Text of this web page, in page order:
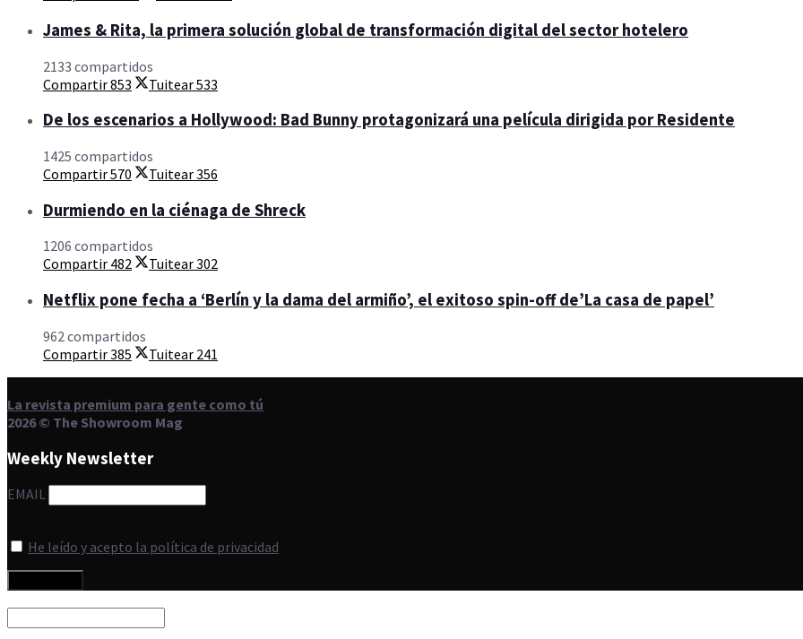
James & Rita, la primera solución global de transformación digital del sector hotelero
2133 compartidos
Compartir853 Tuitear533
De los escenarios a Hollywood: Bad Bunny protagonizará una película dirigida por Residente
1425 compartidos
Compartir570 Tuitear356
Durmiendo en la ciénaga de Shreck
1206 compartidos
Compartir 482 Tuitear302
Netflix pone fecha a ‘Berlín y la dama del armiño’, el exitoso spin-off de’La casa de papel’
962 compartidos
Compartir385 Tuitear 241
La revista premium para gente como tú
2026 © The Showroom Mag
Weekly Newsletter
EMAIL
He leído y acepto la política de privacidad